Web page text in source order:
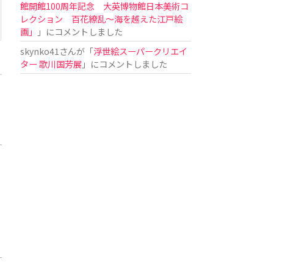
館開館100周年記念 大英博物館日本美術コ
レクション 百花繚乱〜海を越えた江戸絵
画」
」にコメントしました
skynko41 さんが「浮世絵スーパークリエイ
ター 歌川国芳展 」にコメントしました